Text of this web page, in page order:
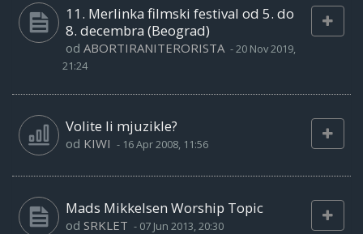
11. Merlinka filmski festival od 5. do
8. decembra (Beograd)
od ABORTIRANITERORISTA -20 Nov 2019,
21:24
Volite li mjuzikle?
od KIWI - 16 Apr 2008, 11:56
Mads Mikkelsen Worship Topic
od SRKLET - 07 Jun 2013, 20:30